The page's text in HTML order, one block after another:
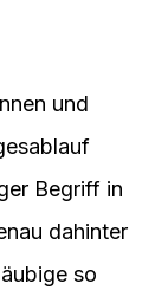
und
Begriff in
dahinter
so